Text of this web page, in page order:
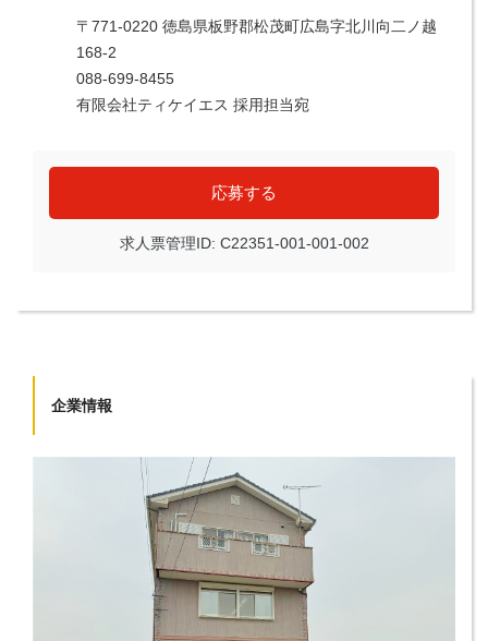
〒771-0220 徳島県板野郡松茂町広島字北川向二ノ越
168-2
088-699-8455
有限会社ティケイエス 採用担当宛
応募する
求人票管理ID: C22351-001-001-002
企業情報